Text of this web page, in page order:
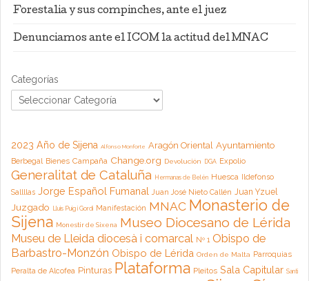
Forestalia y sus compinches, ante el juez
Denunciamos ante el ICOM la actitud del MNAC
Categorías
2023 Año de Sijena Alfonso Monforte Aragón Oriental Ayuntamiento
Berbegal Bienes Campaña Change.org Devolución DGA Expolio
Generalitat de Cataluña Hermanas de Belén Huesca Ildefonso
Sallllas Jorge Español Fumanal Juan José Nieto Callén Juan Yzuel
Juzgado Lluis Puig i Gordi Manifestación MNAC Monasterio de
Sijena Monestir de Sixena Museo Diocesano de Lérida
Museu de Lleida diocesà i comarcal Nº 1 Obispo de
Barbastro-Monzón Obispo de Lérida Orden de Malta Parroquias
Peralta de Alcofea Pinturas Plataforma Pleitos Sala Capitular Santi